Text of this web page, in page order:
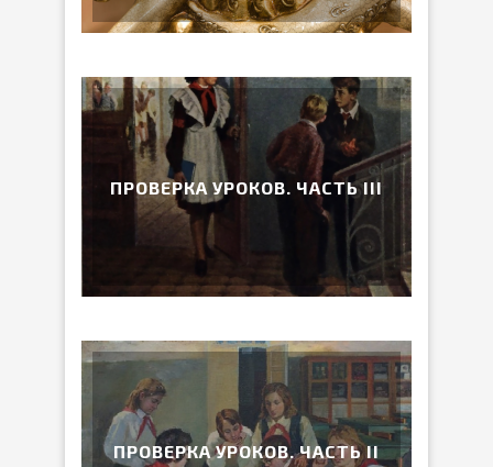
ПРОВЕРКА УРОКОВ. ЧАСТЬ III
ПРОВЕРКА УРОКОВ. ЧАСТЬ II